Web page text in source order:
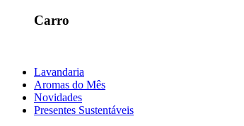
Carro
Lavandaria
Aromas do Mês
Novidades
Presentes Sustentáveis